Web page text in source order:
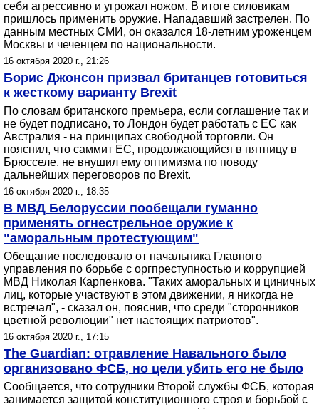
себя агрессивно и угрожал ножом. В итоге силовикам
пришлось применить оружие. Нападавший застрелен. По
данным местных СМИ, он оказался 18-летним уроженцем
Москвы и чеченцем по национальности.
16 октября 2020 г., 21:26
Борис Джонсон призвал британцев готовиться
к жесткому варианту Brexit
По словам британского премьера, если соглашение так и
не будет подписано, то Лондон будет работать с ЕС как
Австралия - на принципах свободной торговли. Он
пояснил, что саммит ЕС, продолжающийся в пятницу в
Брюсселе, не внушил ему оптимизма по поводу
дальнейших переговоров по Brexit.
16 октября 2020 г., 18:35
В МВД Белоруссии пообещали гуманно
применять огнестрельное оружие к
"аморальным протестующим"
Обещание последовало от начальника Главного
управления по борьбе с оргпреступностью и коррупцией
МВД Николая Карпенкова. "Таких аморальных и циничных
лиц, которые участвуют в этом движении, я никогда не
встречал", - сказал он, пояснив, что среди "сторонников
цветной революции" нет настоящих патриотов".
16 октября 2020 г., 17:15
The Guardian: отравление Навального было
организовано ФСБ, но цели убить его не было
Сообщается, что сотрудники Второй службы ФСБ, которая
занимается защитой конституционного строя и борьбой с